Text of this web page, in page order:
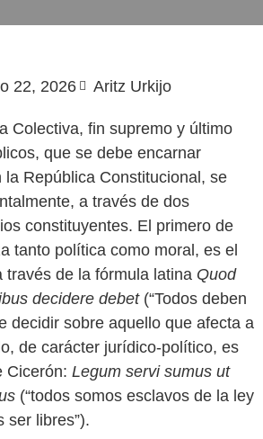
22, 2026 Aritz Urkijo
Colectiva, fin supremo y último
que se debe encarnar
la República Constitucional, se
a través de dos
constituyentes. El primero de
tanto política como moral, es el
través de la fórmula latina Quod
decidere debet(“Todos deben
decidir sobre aquello que afecta a
de carácter jurídico-político, es
Cicerón: Legum servi sumus ut
(“todos somos esclavos de la ley
ser libres”).